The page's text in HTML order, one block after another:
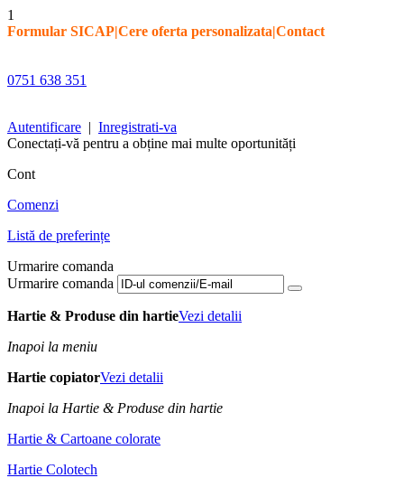
1
Formular SICAP|Cere oferta personalizata|Contact
0751 638 351
Autentificare | Inregistrati-va
Conectați-vă pentru a obține mai multe oportunități
Cont
Comenzi
Listă de preferințe
Urmarire comanda
Urmarire comanda
Hartie & Produse din hartieVezi detalii
Inapoi la meniu
Hartie copiatorVezi detalii
Inapoi la Hartie & Produse din hartie
Hartie & Cartoane colorate
Hartie Colotech